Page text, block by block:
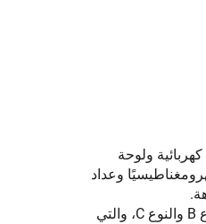
ولوحة
وعداد
بالنسبة لوحدة التحكم، لدينا ثلاثة أنواع، النوع A والنوع B والنوع C، والتي